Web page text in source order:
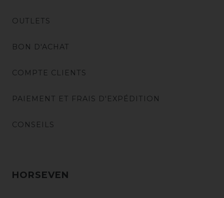
OUTLETS
BON D'ACHAT
COMPTE CLIENTS
PAIEMENT ET FRAIS D'EXPÉDITION
CONSEILS
HORSEVEN